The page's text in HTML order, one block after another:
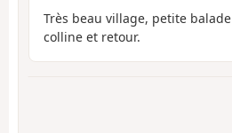
Très beau village, petite
colline et retour.